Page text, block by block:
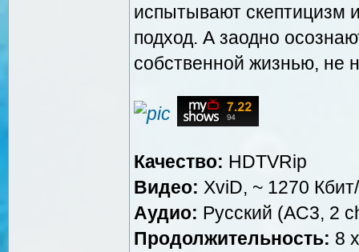
испытывают скептицизм
подход. А заодно
собственной жизнью, не
Качество: HDTVRip
Видео: XviD, ~ 1270
Аудио: Русский (AC3, 2
Продолжительность: 8